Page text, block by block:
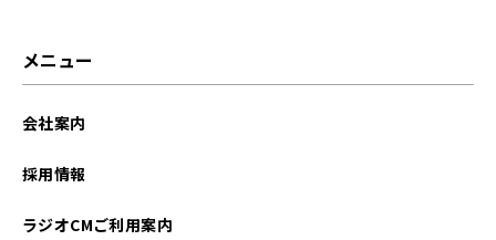
メニュー
会社案内
採用情報
ラジオCMご利用案内